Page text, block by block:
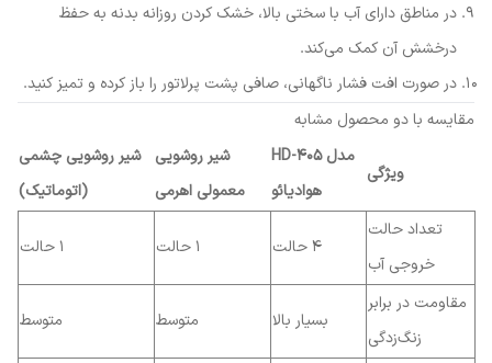
در مناطق دارای آب با سختی بالا، خشک کردن روزانه بدنه به حفظ
درخشش آن کمک می‌کند.
در صورت افت فشار ناگهانی، صافی پشت پرلاتور را باز کرده و تمیز کنید.
مقایسه با دو محصول مشابه
ویژگی
مدل HD-405
هوادیائو
شیر روشویی
معمولی اهرمی
شیر روشویی چشمی
(اتوماتیک)
تعداد حالت
خروجی آب
۴ حالت ۱ حالت ۱ حالت
مقاومت در برابر
زنگ‌زدگی
بسیار بالا متوسط متوسط